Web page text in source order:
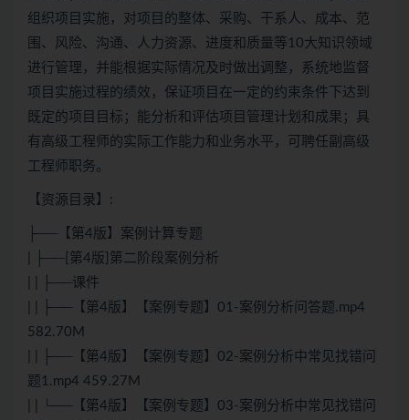
组织项目实施，对项目的整体、采购、干系人、成本、范
围、风险、沟通、人力资源、进度和质量等10大知识领域
进行管理，并能根据实际情况及时做出调整，系统地监督
项目实施过程的绩效，保证项目在一定的约束条件下达到
既定的项目目标；能分析和评估项目管理计划和成果；具
有高级工程师的实际工作能力和业务水平，可聘任副高级
工程师职务。
【资源目录】:
├──【第4版】案例计算专题
| ├──[第4版]第二阶段案例分析
| | ├──课件
| | ├──【第4版】【案例专题】01-案例分析问答题.mp4
582.70M
| | ├──【第4版】【案例专题】02-案例分析中常见找错问
题1.mp4 459.27M
| | └──【第4版】【案例专题】03-案例分析中常见找错问